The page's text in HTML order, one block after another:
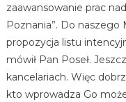
zaawansowanie prac
Poznania”. Do naszego
propozycja listu
mówił Pan Poseł.
kancelariach. Więc
kto wprowadza Go